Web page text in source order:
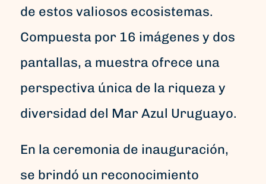
de estos valiosos ecosistemas.
Compuesta por 16 imágenes y dos
pantallas, a muestra ofrece una
perspectiva única de la riqueza y
diversidad del Mar Azul Uruguayo.
En la ceremonia de inauguración,
se brindó un reconocimiento